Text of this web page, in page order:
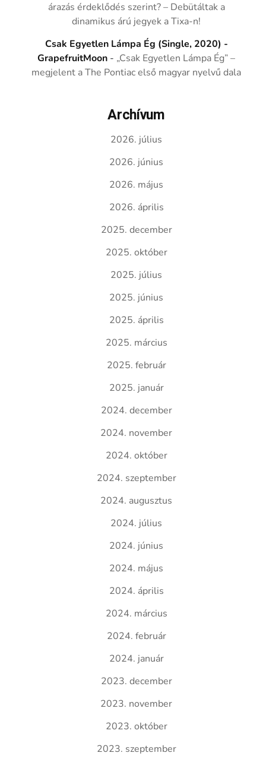
árazás érdeklődés szerint? – Debütáltak a
dinamikus árú jegyek a Tixa-n!
Csak Egyetlen Lámpa Ég (Single, 2020) -
GrapefruitMoon - „Csak Egyetlen Lámpa Ég” –
megjelent a The Pontiac első magyar nyelvű dala
Archívum
2026. július
2026. június
2026. május
2026. április
2025. december
2025. október
2025. július
2025. június
2025. április
2025. március
2025. február
2025. január
2024. december
2024. november
2024. október
2024. szeptember
2024. augusztus
2024. július
2024. június
2024. május
2024. április
2024. március
2024. február
2024. január
2023. december
2023. november
2023. október
2023. szeptember